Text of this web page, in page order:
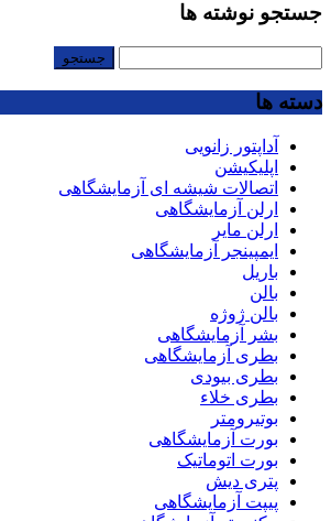
جستجو نوشته ها
دسته ها
آداپتور زانویی
اپلیکیشن
اتصالات شیشه ای آزمایشگاهی
ارلن آزمایشگاهی
ارلن مایر
ایمپینجر آزمایشگاهی
باریل
بالن
بالن ژوژه
بشر آزمایشگاهی
بطری آزمایشگاهی
بطری بیودی
بطری خلاء
بوتیرومتر
بورت آزمایشگاهی
بورت اتوماتیک
پتری دیش
پیپت آزمایشگاهی